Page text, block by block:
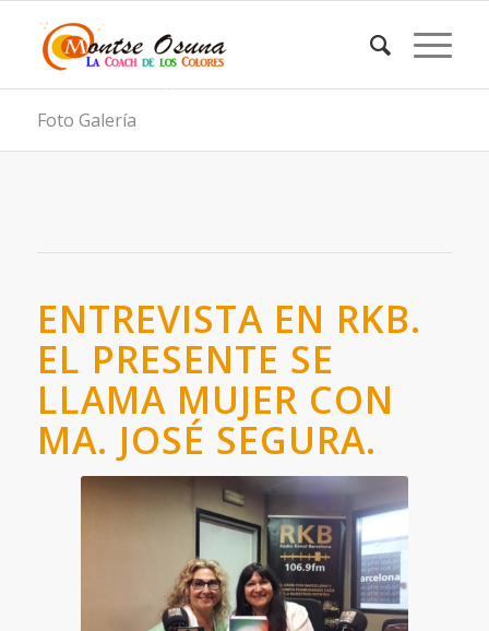
Foto Galería
ENTREVISTA EN RKB.
EL PRESENTE SE
LLAMA MUJER CON
MA. JOSÉ SEGURA.